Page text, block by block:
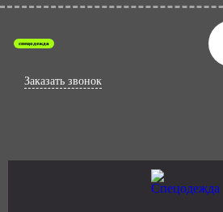
спецодежда
Заказать звонок